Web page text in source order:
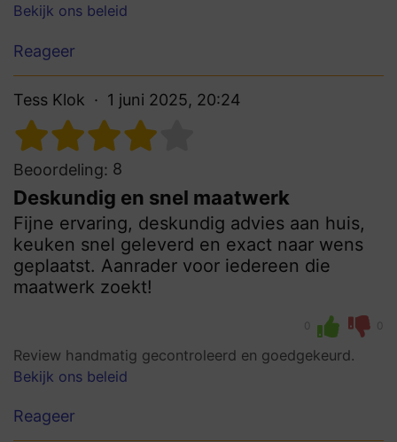
Bekijk ons beleid
Reageer
Tess Klok 1 juni 2025, 20:24
Beoordeling: 8
Deskundig en snel maatwerk
Fijne ervaring, deskundig advies aan huis,
keuken snel geleverd en exact naar wens
geplaatst. Aanrader voor iedereen die
maatwerk zoekt!
0 0
Review handmatig gecontroleerd en goedgekeurd.
Bekijk ons beleid
Reageer